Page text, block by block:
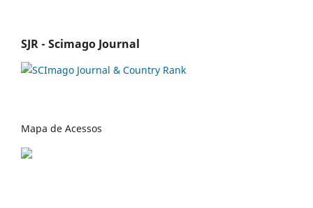
SJR - Scimago Journal
Mapa de Acessos